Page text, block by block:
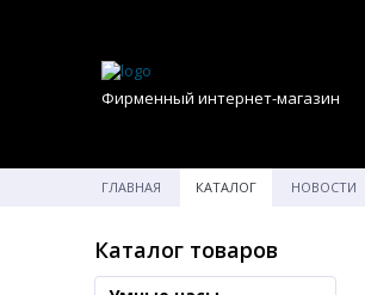
Фирменный интернет-магазин
ГЛАВНАЯ КАТАЛОГ НОВОСТИ
Каталог товаров